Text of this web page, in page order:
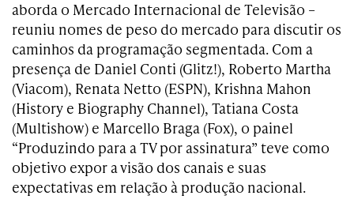
aborda o Mercado Internacional de Televisão –
reuniu nomes de peso do mercado para discutir os
caminhos da programação segmentada. Com a
presença de Daniel Conti (Glitz!), Roberto Martha
(Viacom), Renata Netto (ESPN), Krishna Mahon
(History e Biography Channel), Tatiana Costa
(Multishow) e Marcello Braga (Fox), o painel
“Produzindo para a TV por assinatura” teve como
objetivo expor a visão dos canais e suas
expectativas em relação à produção nacional.